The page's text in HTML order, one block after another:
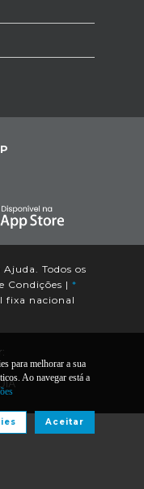
Todos os
Condições | *
fixa nacional
para melhorar a sua
Ao navegar está a
Aceitar